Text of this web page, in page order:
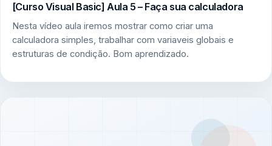
[Curso Visual Basic] Aula 5 – Faça sua calculadora
Nesta vídeo aula iremos mostrar como criar uma
calculadora simples, trabalhar com variaveis globais e
estruturas de condição. Bom aprendizado.